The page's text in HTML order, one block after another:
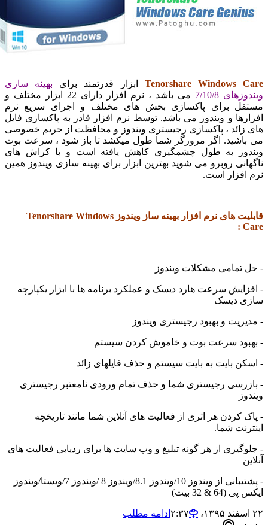
Tenorshare Windowsابزار قدرتمند برایبهینه سازی
7/10/8
می باشد ، نرم افزار دارای 22 ابزار مختلف و
برای پاکسازی بخش های مختلف و اجرای سریع نرم
و ویندوز می باشد. توسط نرم افزار قادر به پاکسازی فایل
، پاکسازی رجیستری ویندوز و محافظت از حریم خصوصی
اگر مرورگر شما طول میکشد تا باز شود ، سرعت بوت
به طول چشمگیری کاهش یافته است و با کراش های
روبرو می شوید بهترین ابزار برای بهینه سازی ویندوز همین
است.
قابلیت های نرم افزار بهینه ساز ویندوز Tenorshare Windows
تمامی مشکلات ویندوز
سرعت هارد دیسک و عملکرد برنامه ها با ابزار یکپارچه
دیسک
و بهبود رجیستری ویندوز
سرعت بوت و خاموش کردن سیستم
بایت به بایت سیستم و حذف فایلهای زائد
رجیستری شما و حذف تمام ورودی نامعتبر رجیستری
کردن هر اثری از فعالیت های آنلاین شما مانند تاریخچه
شما.
از هر گونه تبلیغ و وب سایت ها برای ردیابی فعالیت های
- پشتیبانی از ویندوز 10/ویندوز 8.1/ویندوز 8 /ویندوز 7/ویستا/ویندوز
& 32 بیت)
ادامه مطلب